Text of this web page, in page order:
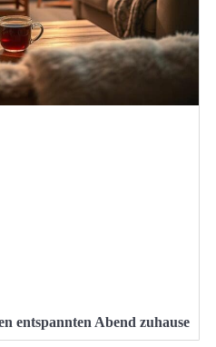
entspannten Abend zuhause